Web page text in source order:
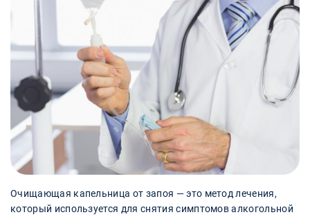
Очищающая капельница от запоя — это метод лечения,
который используется для снятия симптомов алкогольной